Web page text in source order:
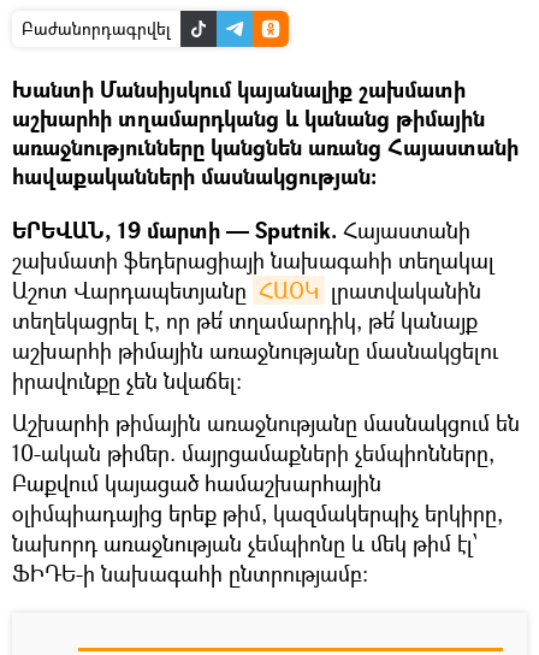
Բաժանորդագրվել
Խանտի Մանսիյսկում կայանալիք շախմատի
աշխարհի տղամարդկանց և կանանց թիմային
առաջնությունները կանցնեն առանց Հայաստանի
հավաքականների մասնակցության:
ԵՐԵՎԱՆ, 19 մարտի — Sputnik. Հայաստանի
շախմատի ֆեդերացիայի նախագահի տեղակալ
Աշոտ Վարդապետյանը ՀԱՕԿ լրատվականին
տեղեկացրել է, որ թե՛ տղամարդիկ, թե՛ կանայք
աշխարհի թիմային առաջնությանը մասնակցելու
իրավունքը չեն նվաճել:
Աշխարհի թիմային առաջնությանը մասնակցում են
10-ական թիմեր. մայրցամաքների չեմպիոնները,
Բաքվում կայացած համաշխարհային
օլիմպիադայից երեք թիմ, կազմակերպիչ երկիրը,
նախորդ առաջնության չեմպիոնը և մեկ թիմ էլ՝
ՖԻԴԵ-ի նախագահի ընտրությամբ: